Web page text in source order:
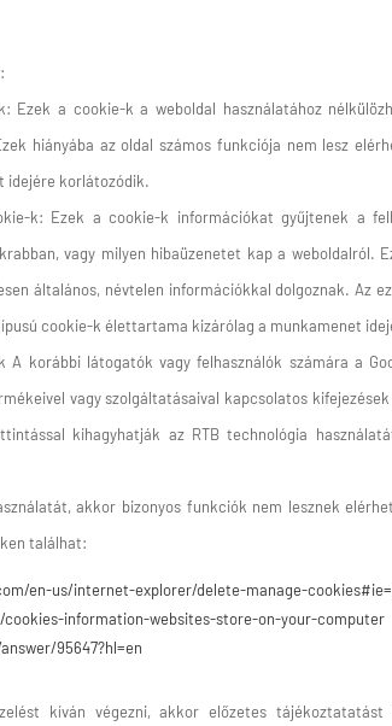
Ezek a cookie-k a weboldal használatához
hiányába az oldal számos funkciója nem lesz
idejére korlátozódik.
k: Ezek a cookie-k információkat gyűjtenek a
vagy milyen hibaüzenetet kap a weboldalról.
általános, névtelen információkkal dolgoznak. Az
cookie-k élettartama kizárólag a munkamenet
korábbi látogatók vagy felhasználók számára a
vagy szolgáltatásaival kapcsolatos
kihagyhatják az RTB technológia
akkor bizonyos funkciók nem lesznek
találhat:
en-us/internet-explorer/delete-manage-
information-websites-store-on-your-computer
95647?hl=en
kíván végezni, akkor előzetes